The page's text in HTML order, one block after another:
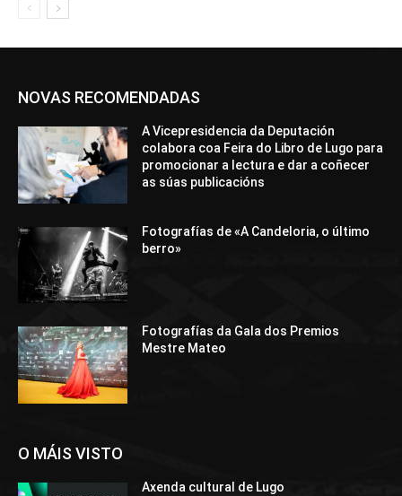
NOVAS RECOMENDADAS
A Vicepresidencia da Deputación
colabora coa Feira do Libro de Lugo para
promocionar a lectura e dar a coñecer
as súas publicacións
Fotografías de «A Candeloria, o último
berro»
Fotografías da Gala dos Premios
Mestre Mateo
O MÁIS VISTO
Axenda cultural de Lugo